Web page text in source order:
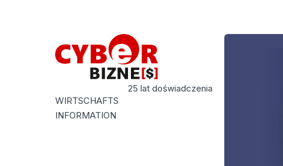
25 lat doświadczenia
WIRTSCHAFTS
INFORMATION